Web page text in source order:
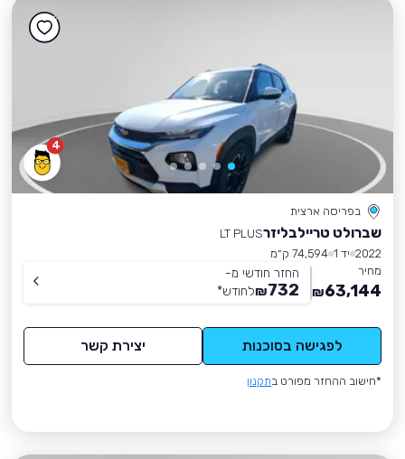
4
בפריסה ארצית
שברולט טריילבליזרLT PLUS
2022 יד 1
74,594 ק״מ
מחיר
63,144
₪
החזר חודשי מ-
732
₪לחודש*
לפגישה בסוכנות יצירת קשר
*חישוב ההחזר מפורט בתקנון